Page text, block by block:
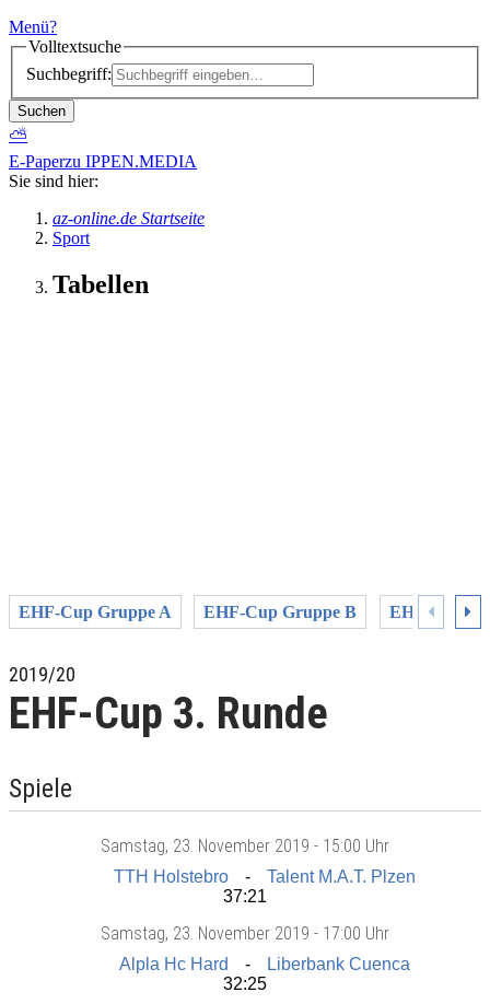
Menü?
Volltextsuche
Suchbegriff:
Suchen
⛅
E-Paperzu IPPEN.MEDIA
Sie sind hier:
az-online.de Startseite
Sport
Tabellen
EHF-Cup Gruppe A EHF-Cup Gruppe B EHF-Cup
2019/20
EHF-Cup 3. Runde
Spiele
Samstag, 23. November 2019 - 15:00 Uhr
TTH Holstebro
Talent M.A.T. Plzen
37:21
Samstag, 23. November 2019 - 17:00 Uhr
Alpla Hc Hard
Liberbank Cuenca
32:25